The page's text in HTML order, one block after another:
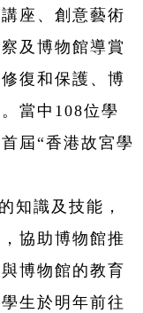
座、創意藝術
及博物館導賞
復和保護、博
當中108位學
屆“香港故宮學
知識及技能，
協助博物館推
博物館的教育
生於明年前往